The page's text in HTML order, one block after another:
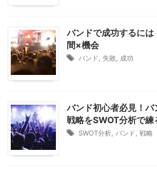
バンドで成功するに
間×機会
バンド 失敗 成功
バンド初心者必見！バ
戦略をSWOT分析で練
SWOT分析 バンド 戦略